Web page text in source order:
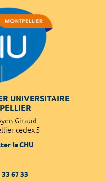
UNIVERSITAIRE
Giraud
cedex 5
le CHU
33 67 33